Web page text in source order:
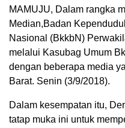
MAMUJU, Dalam rangka
Median,Badan
Nasional (BkkbN)
melalui Kasubag Umum
dengan beberapa media
Barat. Senin (3/9/2018).
Dalam kesempatan itu,
tatap muka ini untuk